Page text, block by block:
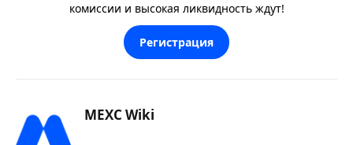
комиссии и высокая ликвидность ждут!
Регистрация
MEXC Wiki